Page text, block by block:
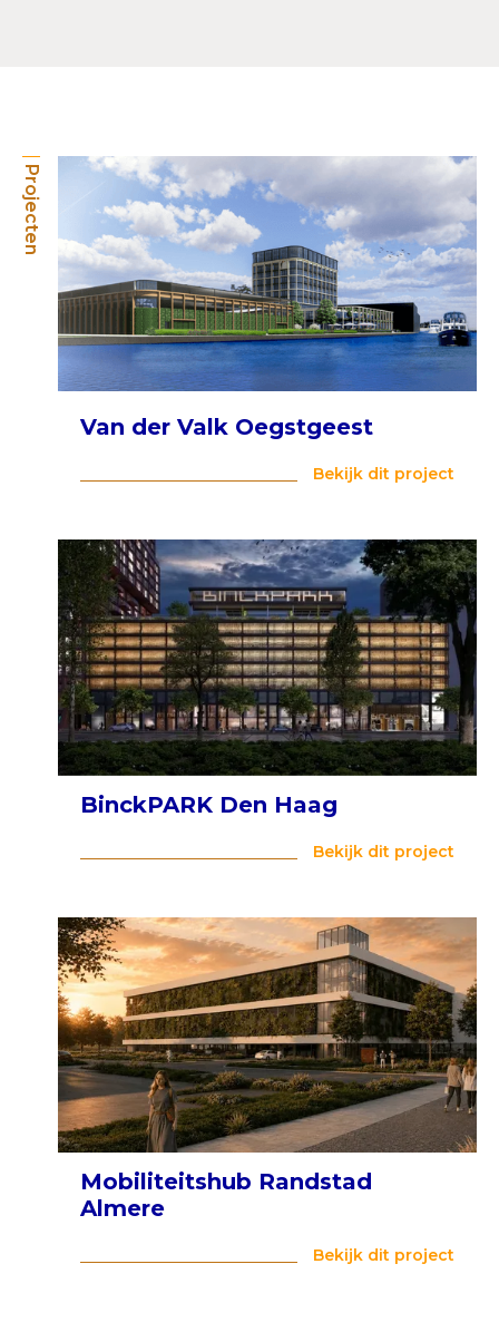
Projecten
Van der Valk Oegstgeest
Bekijk dit project
BinckPARK Den Haag
Bekijk dit project
Mobiliteitshub Randstad
Almere
Bekijk dit project